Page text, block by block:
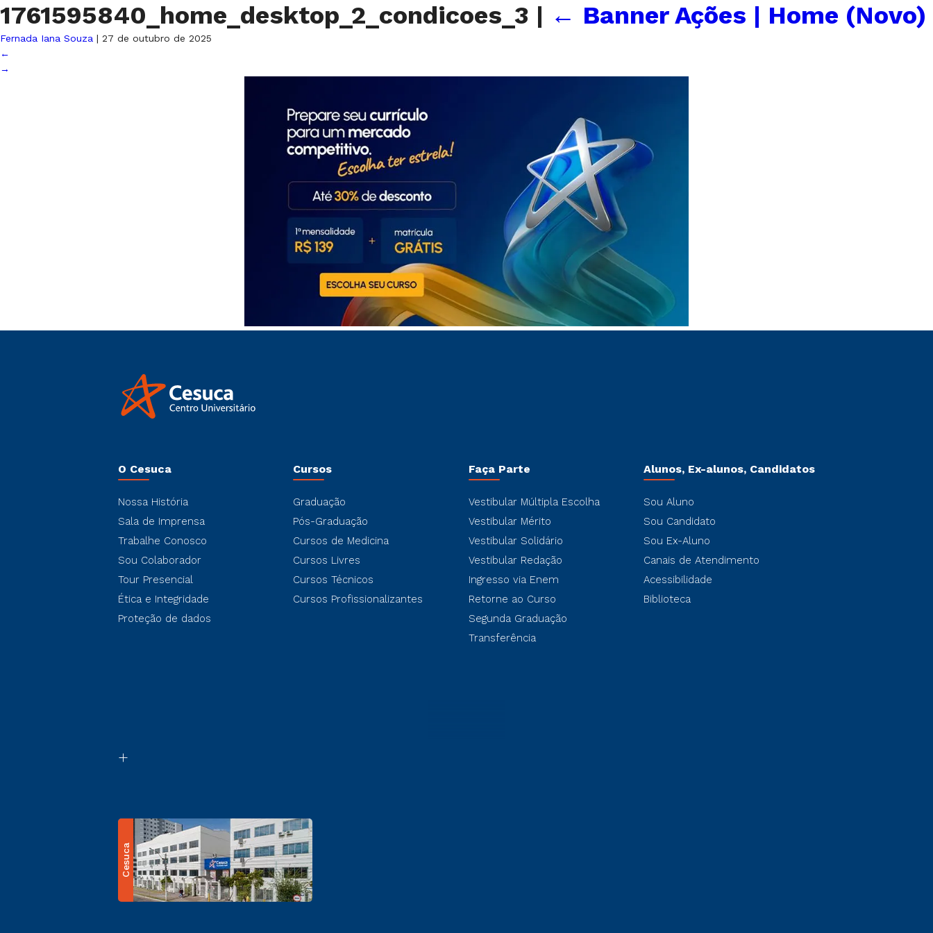
1761595840_home_desktop_2_condicoes_3 | ← Banner Ações | Home (Novo)
Fernada Iana Souza | 27 de outubro de 2025
←
→
O Cesuca
Nossa História
Sala de Imprensa
Trabalhe Conosco
Sou Colaborador
Tour Presencial
Ética e Integridade
Proteção de dados
Cursos
Graduação
Pós-Graduação
Cursos de Medicina
Cursos Livres
Cursos Técnicos
Cursos Profissionalizantes
Faça Parte
Vestibular Múltipla Escolha
Vestibular Mérito
Vestibular Solidário
Vestibular Redação
Ingresso via Enem
Retorne ao Curso
Segunda Graduação
Transferência
Alunos, Ex-alunos, Candidatos
Sou Aluno
Sou Candidato
Sou Ex-Aluno
Canais de Atendimento
Acessibilidade
Biblioteca
Cesuca